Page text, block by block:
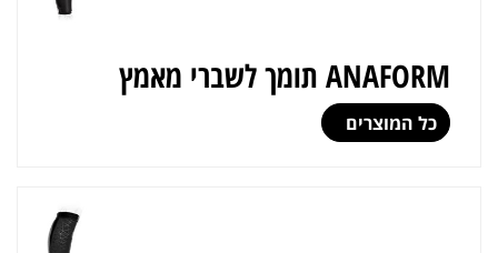
ANAFORM תומך לשברי מאמץ
כל המוצרים